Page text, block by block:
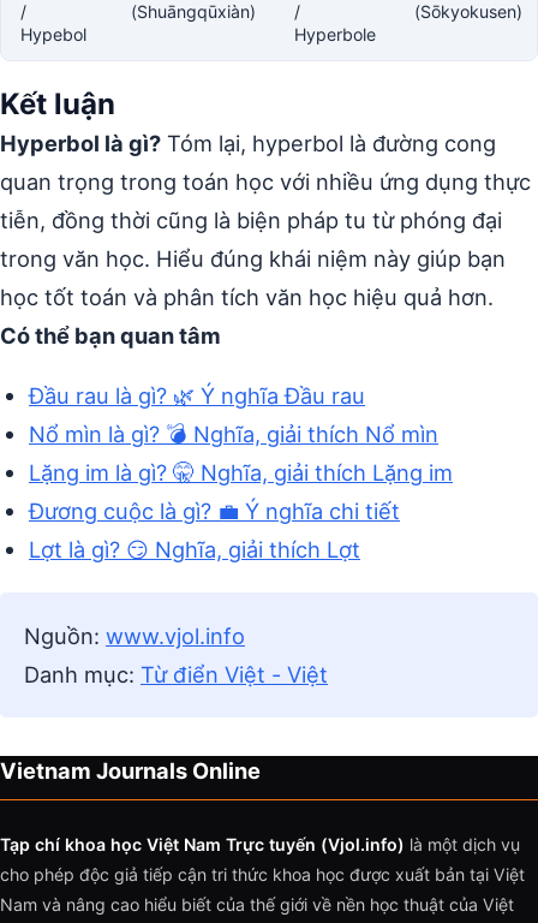
/
Hypebol
(Shuāngqūxiàn)
/
Hyperbole
(Sōkyokusen)
Kết luận
Hyperbol là gì? Tóm lại, hyperbol là đường cong
quan trọng trong toán học với nhiều ứng dụng thực
tiễn, đồng thời cũng là biện pháp tu từ phóng đại
trong văn học. Hiểu đúng khái niệm này giúp bạn
học tốt toán và phân tích văn học hiệu quả hơn.
Có thể bạn quan tâm
Đầu rau là gì? 🌿 Ý nghĩa Đầu rau
Nổ mìn là gì? 💣 Nghĩa, giải thích Nổ mìn
Lặng im là gì? 🤫 Nghĩa, giải thích Lặng im
Đương cuộc là gì? 💼 Ý nghĩa chi tiết
Lợt là gì? 😏 Nghĩa, giải thích Lợt
Nguồn: www.vjol.info
Danh mục: Từ điển Việt - Việt
Vietnam Journals Online
Tạp chí khoa học Việt Nam Trực tuyến (Vjol.info) là một dịch vụ
cho phép độc giả tiếp cận tri thức khoa học được xuất bản tại Việt
Nam và nâng cao hiểu biết của thế giới về nền học thuật của Việt